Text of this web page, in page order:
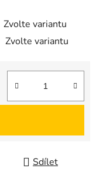
Zvolte variantu
Zvolte variantu
Sdílet